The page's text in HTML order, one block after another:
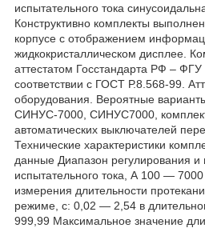
испытательного тока
Конструктивно комплекты
корпусе с отображением
жидкокристаллическом дисплее.
аттестатом Госстандарта РФ –
соответствии с ГОСТ Р.8.568-99.
оборудования. Вероятные
СИНУС-7000, СИНУС7000,
автоматических выключателей
Технические характеристики
данные Диапазон регулирования и
испытательного тока, А 100 ―
измерения длительности
режиме, с: 0,02 ― 2,54 в
999,99 Максимальное значение